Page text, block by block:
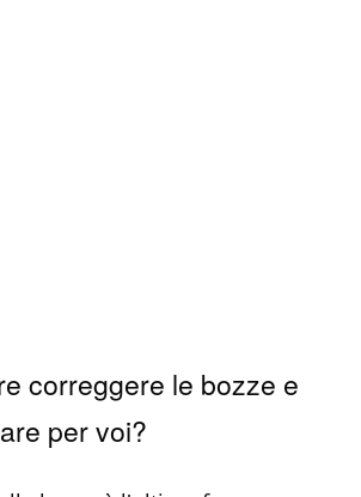
correggere le bozze e
per voi?